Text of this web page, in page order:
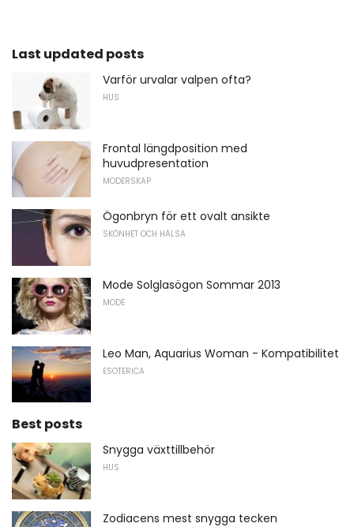
Last updated posts
Varför urvalar valpen ofta?
HUS
Frontal längdposition med
huvudpresentation
MODERSKAP
Ögonbryn för ett ovalt ansikte
SKÖNHET OCH HÄLSA
Mode Solglasögon Sommar 2013
MODE
Leo Man, Aquarius Woman - Kompatibilitet
ESOTERICA
Best posts
Snygga växttillbehör
HUS
Zodiacens mest snygga tecken